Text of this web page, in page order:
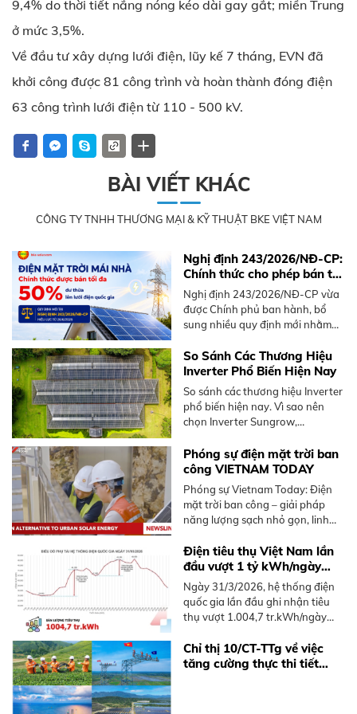
9,4% do thời tiết nắng nóng kéo dài gay gắt; miền Trung
ở mức 3,5%.
Về đầu tư xây dựng lưới điện, lũy kế 7 tháng, EVN đã
khởi công được 81 công trình và hoàn thành đóng điện
63 công trình lưới điện từ 110 - 500 kV.
BÀI VIẾT KHÁC
CÔNG TY TNHH THƯƠNG MẠI & KỸ THUẬT BKE VIỆT NAM
Nghị định 243/2026/NĐ-CP:
Chính thức cho phép bán tối
đa 50% điện mặt trời mái
nhà dư thừa
Nghị định 243/2026/NĐ-CP vừa
được Chính phủ ban hành, bổ
sung nhiều quy định mới nhằm
mái nhà, nổi bật là cơ chế bán
điện dư lên lưới.
So Sánh Các Thương Hiệu
Inverter Phổ Biến Hiện Nay
So sánh các thương hiệu Inverter
phổ biến hiện nay. Vì sao nên
chọn Inverter Sungrow,
từ BKE Solar.
Phóng sự điện mặt trời ban
công VIETNAM TODAY
Phóng sự Vietnam Today: Điện
mặt trời ban công – giải pháp
năng lượng sạch nhỏ gọn, linh
cư tại Việt Nam, không cần mái
nhà rộng.
Điện tiêu thụ Việt Nam lần
đầu vượt 1 tỷ kWh/ngày
năm 2026
Ngày 31/3/2026, hệ thống điện
quốc gia lần đầu ghi nhận tiêu
thụ vượt 1.004,7 tr.kWh/ngày
Tìm hiểu xu hướng và giải pháp
điện mặt trời mái nhà.
Chỉ thị 10/CT-TTg về việc
tăng cường thực thi tiết